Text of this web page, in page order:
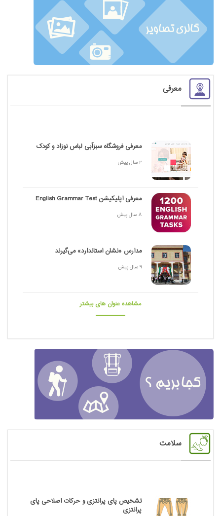
معرفی
معرفی فروشگاه سبزآبی لباس نوزاد و کودک
2 سال پیش
معرفی اپلیکیشن English Grammar Test
8 سال پیش
مدارس «نشان استاندارد» می‌گیرند
9 سال پیش
مشاهده عنوان های بیشتر
سلامت
تشخیص پای پرانتزی و حرکات اصلاحی پای
پرانتزی